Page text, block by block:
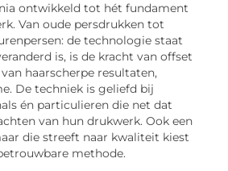
ontwikkeld tot hét fundament
Van oude persdrukken tot
de technologie staat
is, is de kracht van offset
haarscherpe resultaten,
De techniek is geliefd bij
én particulieren die net dat
van hun drukwerk. Ook een
die streeft naar kwaliteit kiest
methode.